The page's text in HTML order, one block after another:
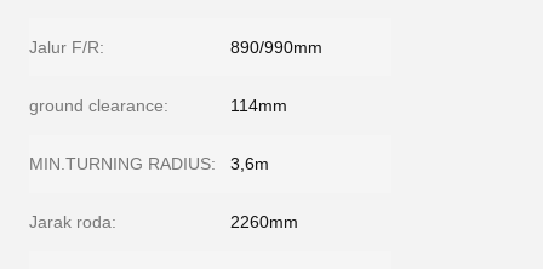
Jalur F/R: 890/990mm
ground clearance: 114mm
MIN.TURNING RADIUS: 3,6m
Jarak roda: 2260mm